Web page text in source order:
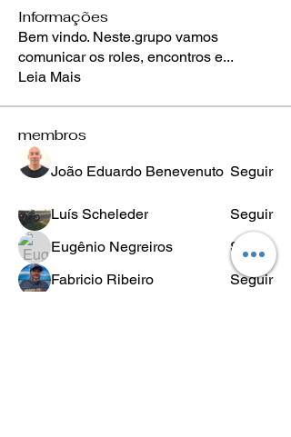
Informações
Bem vindo. Neste.grupo vamos
comunicar os roles, encontros e...
Leia Mais
membros
João Eduardo Benevenuto Seguir
Luís Scheleder
Seguir
Eugênio Negreiros
Seguir
Fabricio Ribeiro
Seguir